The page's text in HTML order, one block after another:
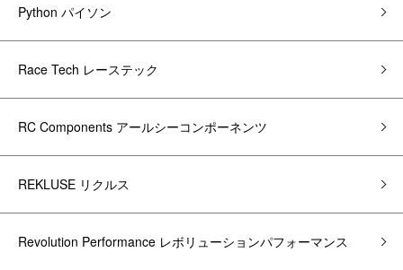
Python パイソン
Race Tech レーステック
RC Components アールシーコンポーネンツ
REKLUSE リクルス
Revolution Performance レボリューションパフォーマンス